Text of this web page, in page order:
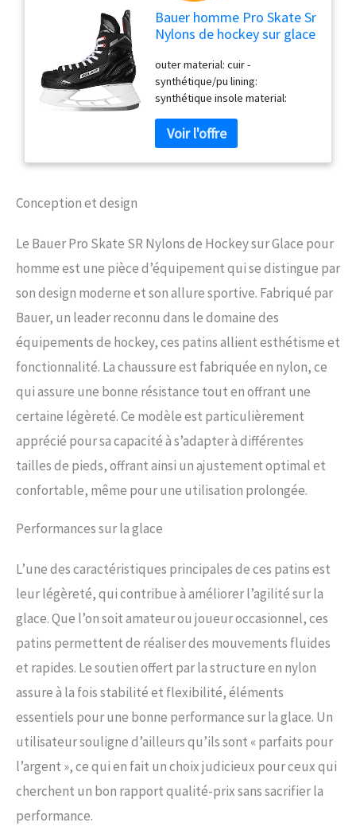
Bauer homme Pro Skate Sr
Nylons de hockey sur glace
45.5 EU
outer material: cuir -
synthétique/pu lining:
synthétique insole material:
synthétique shoe width: moyen
pronation: neutre type de
surface: fester boden arch type:
Conception et design
Le Bauer Pro Skate SR Nylons de Hockey sur Glace pour
homme est une pièce d’équipement qui se distingue par
son design moderne et son allure sportive. Fabriqué par
Bauer, un leader reconnu dans le domaine des
équipements de hockey, ces patins allient esthétisme et
fonctionnalité. La chaussure est fabriquée en nylon, ce
qui assure une bonne résistance tout en offrant une
certaine légèreté. Ce modèle est particulièrement
apprécié pour sa capacité à s’adapter à différentes
tailles de pieds, offrant ainsi un ajustement optimal et
confortable, même pour une utilisation prolongée.
Performances sur la glace
L’une des caractéristiques principales de ces patins est
leur légèreté, qui contribue à améliorer l’agilité sur la
glace. Que l’on soit amateur ou joueur occasionnel, ces
patins permettent de réaliser des mouvements fluides
et rapides. Le soutien offert par la structure en nylon
assure à la fois stabilité et flexibilité, éléments
essentiels pour une bonne performance sur la glace. Un
utilisateur souligne d’ailleurs qu’ils sont « parfaits pour
l’argent », ce qui en fait un choix judicieux pour ceux qui
cherchent un bon rapport qualité-prix sans sacrifier la
performance.